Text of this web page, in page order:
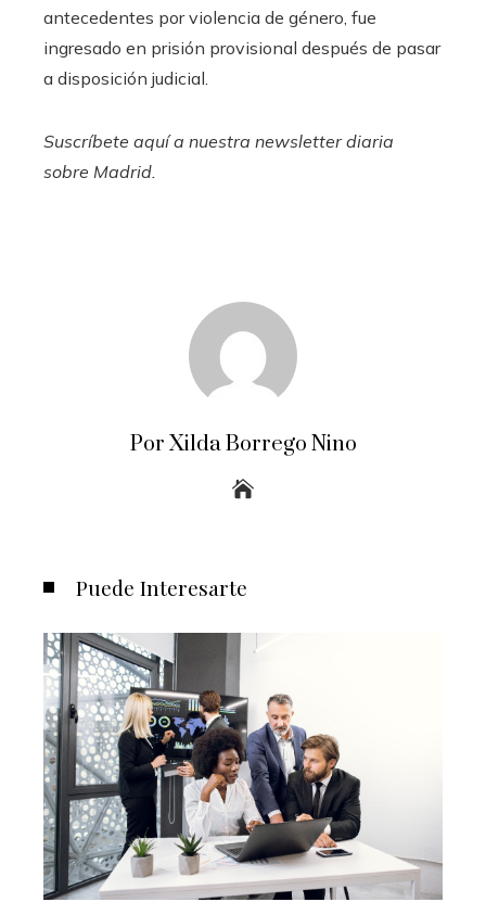
antecedentes por violencia de género, fue
ingresado en prisión provisional después de pasar
a disposición judicial.
Suscríbete aquía nuestra newsletter diaria
sobre Madrid.
Por Xilda Borrego Nino
Puede Interesarte